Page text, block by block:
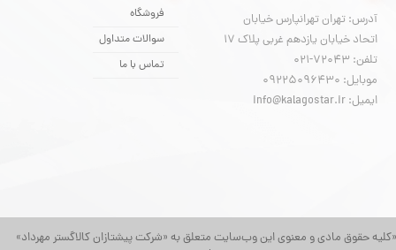
حقوق مادی و معنوی این وب‌سایت متعلق به «شرکت پیشتازان کالاگستر مهرداد»
فروشگاه
سوالات متداول
تماس با ما
آدرس: تهران تهرانپارس خیابان
اتحاد خیابان یازدهم غربی پلاک ۱۷
تلفن: 72043-021
موبایل: 09225096430
ایمیل: info@kalagostar.ir